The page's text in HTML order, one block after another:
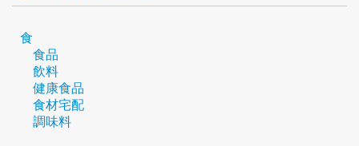
食
食品
飲料
健康食品
食材宅配
調味料